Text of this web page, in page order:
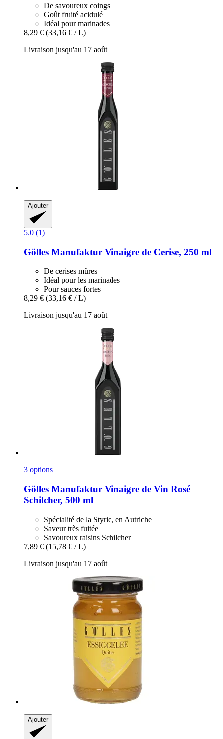
De savoureux coings
Goût fruité acidulé
Idéal pour marinades
8,29 € (33,16 € / L)
Livraison jusqu'au 17 août
Ajouter
5.0 (1)
Gölles Manufaktur Vinaigre de Cerise, 250 ml
De cerises mûres
Idéal pour les marinades
Pour sauces fortes
8,29 € (33,16 € / L)
Livraison jusqu'au 17 août
3 options
Gölles Manufaktur Vinaigre de Vin Rosé
Schilcher, 500 ml
Spécialité de la Styrie, en Autriche
Saveur très fuitée
Savoureux raisins Schilcher
7,89 € (15,78 € / L)
Livraison jusqu'au 17 août
Ajouter